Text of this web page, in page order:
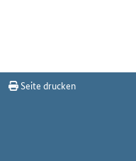
Seite drucken